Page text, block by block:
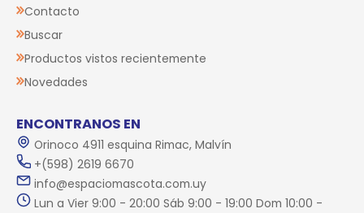
Contacto
Buscar
Productos vistos recientemente
Novedades
ENCONTRANOS EN
Orinoco 4911 esquina Rimac, Malvín
+(598) 2619 6670
info@espaciomascota.com.uy
Lun a Vier 9:00 - 20:00 Sáb 9:00 - 19:00 Dom 10:00 -